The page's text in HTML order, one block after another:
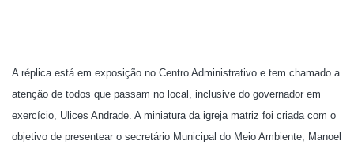
A réplica está em exposição no Centro Administrativo e tem chamado a
atenção de todos que passam no local, inclusive do governador em
exercício, Ulices Andrade. A miniatura da igreja matriz foi criada com o
objetivo de presentear o secretário Municipal do Meio Ambiente, Manoel